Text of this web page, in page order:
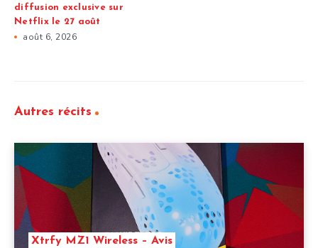
diffusion exclusive sur
Netflix le 27 août
août 6, 2026
Autres récits
Xtrfy MZ1 Wireless – Avis